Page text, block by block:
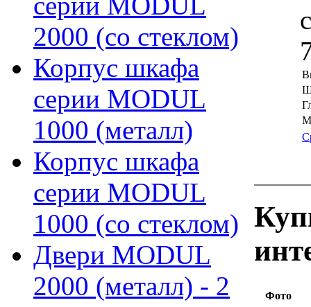
2000 (со стеклом)
Корпус шкафа
серии MODUL
1000 (металл)
Корпус шкафа
серии MODUL
1000 (со стеклом)
Двери MODUL
2000 (металл) - 2
Фото